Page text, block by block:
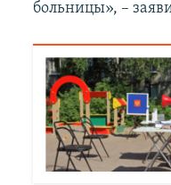
больницы», –